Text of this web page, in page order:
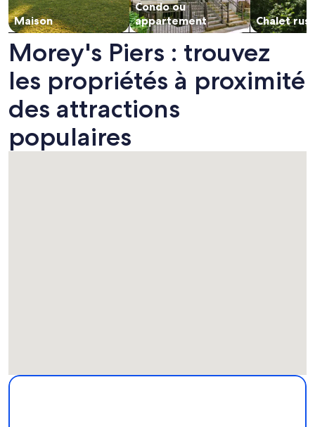
Maison
Condo ou
appartement
Chalet
Morey's Piers : trouvez
les propriétés à proximité
des attractions
populaires
Carte
Plus de renseignements sur Morey's Piers. S’ouvre dans